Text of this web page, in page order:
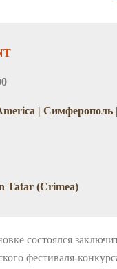
| Симферополь
Tatar (Crimea)
состоялся
фестиваля-